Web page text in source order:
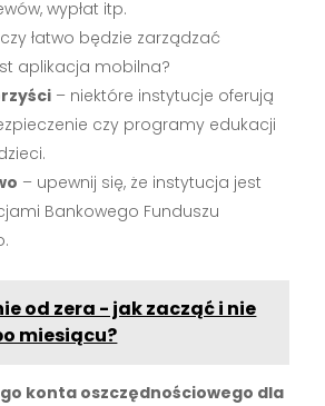
wypłat itp.
łatwo będzie zarządzać
aplikacja mobilna?
– niektóre instytucje oferują
czy programy edukacji
– upewnij się, że instytucja jest
Bankowego Funduszu
od zera - jak zacząć i nie
miesiącu?
konta oszczędnościowego dla